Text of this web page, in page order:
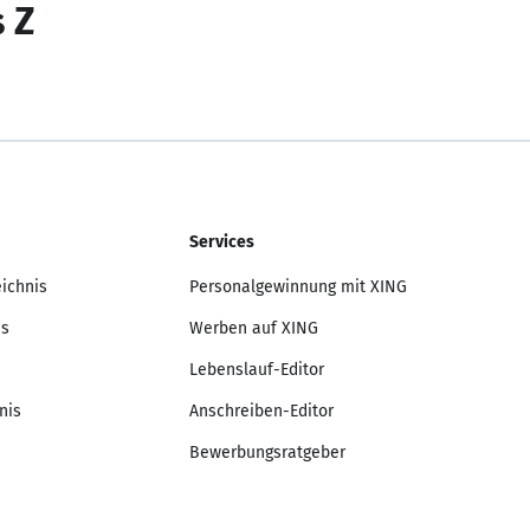
Z
Services
Personalgewinnung mit XING
Werben auf XING
Lebenslauf-Editor
Anschreiben-Editor
Bewerbungsratgeber